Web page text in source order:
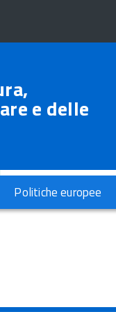
e delle
Politiche europee